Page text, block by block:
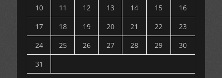
10
11 12 13 14 15
16
17
18 19 20 21 22
23
24
25 26 27 28 29
30
31